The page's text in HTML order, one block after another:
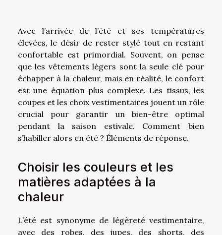
Avec l’arrivée de l’été et ses températures
élevées, le désir de rester stylé tout en restant
confortable est primordial. Souvent, on pense
que les vêtements légers sont la seule clé pour
échapper à la chaleur, mais en réalité, le confort
est une équation plus complexe. Les tissus, les
coupes et les choix vestimentaires jouent un rôle
crucial pour garantir un bien-être optimal
pendant la saison estivale. Comment bien
s’habiller alors en été ? Éléments de réponse.
Choisir les couleurs et les
matières adaptées à la
chaleur
L’été est synonyme de légèreté vestimentaire,
avec des robes, des jupes, des shorts, des